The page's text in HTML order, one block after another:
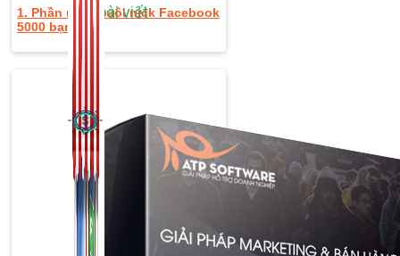
536 bài viết
Kiếm Tiền MMO
1. Phần mềm nuôi nick Facebook
5000 bạn bè